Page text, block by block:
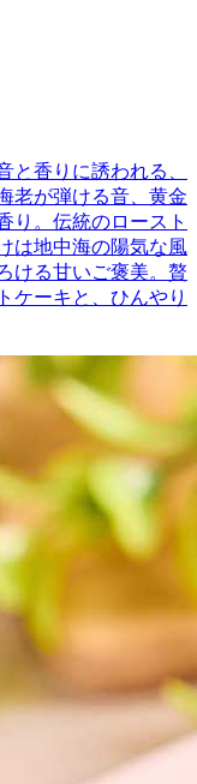
と香りに誘われる、
老が弾ける音、黄金
り。伝統のロースト
は地中海の陽気な風
ける甘いご褒美。贅
ケーキと、ひんやり